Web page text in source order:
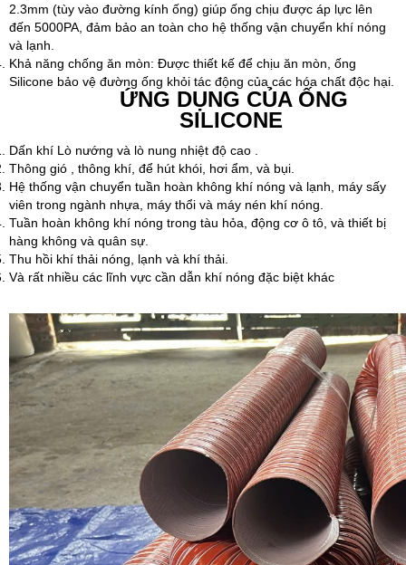
2.3mm (tùy vào đường kính ống) giúp ống chịu được áp lực lên
đến 5000PA, đảm bảo an toàn cho hệ thống vận chuyển khí nóng
và lạnh.
Khả năng chống ăn mòn: Được thiết kế để chịu ăn mòn, ống
Silicone bảo vệ đường ống khỏi tác động của các hóa chất độc hại.
ỨNG DỤNG CỦA ỐNG
SILICONE
Dấn khí Lò nướng và lò nung nhiệt độ cao .
Thông gió , thông khí, để hút khói, hơi ẩm, và bụi.
Hệ thống vận chuyển tuần hoàn không khí nóng và lạnh, máy sấy
viên trong ngành nhựa, máy thổi và máy nén khí nóng.
Tuần hoàn không khí nóng trong tàu hỏa, động cơ ô tô, và thiết bị
hàng không và quân sự.
Thu hồi khí thải nóng, lạnh và khí thải.
Và rất nhiều các lĩnh vực cần dẫn khí nóng đặc biệt khác